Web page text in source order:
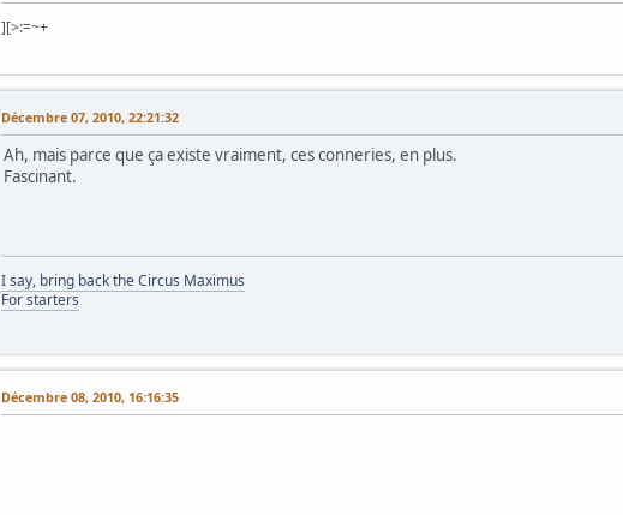
][>:=~+
Décembre 07, 2010, 22:21:32
Ah, mais parce que ça existe vraiment, ces conneries, en plus.
Fascinant.
I say, bring back the Circus Maximus
For starters
Décembre 08, 2010, 16:16:35